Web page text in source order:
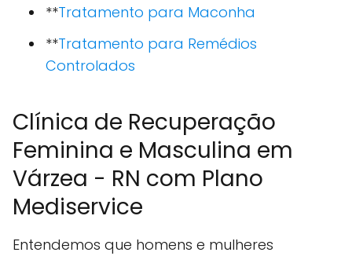
**Tratamento para Maconha
**Tratamento para Remédios
Controlados
Clínica de Recuperação
Feminina e Masculina em
Várzea - RN com Plano
Mediservice
Entendemos que homens e mulheres